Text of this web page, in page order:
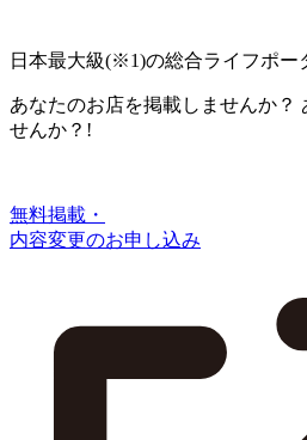
日本最大級(※1)の総合ライフポー
あなたのお店を掲載しませんか？
せんか？!
無料掲載・
内容変更のお申し込み